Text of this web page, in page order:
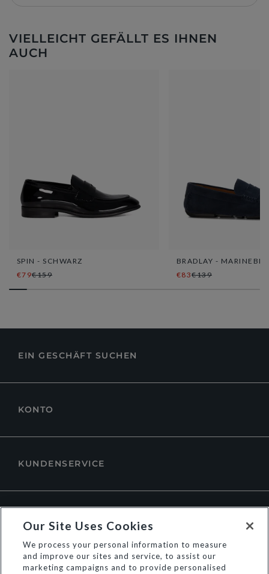
VIELLEICHT GEFÄLLT ES IHNEN
AUCH
SPIN - SCHWARZ
€79€159
BRADLAY -
€83€139
EIN GESCHÄFT SUCHEN
KONTO
KUNDENSERVICE
Our Site Uses Cookies
We process your personal information to measure
and improve our sites and service, to assist our
marketing campaigns and to provide personalised